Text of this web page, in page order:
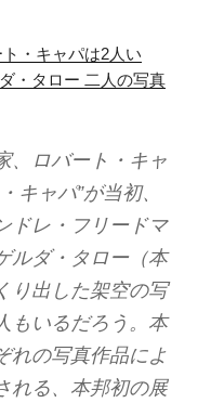
・キャパは2人い
・タロー 二人の写真
、ロバート・キャ
キャパ”が当初、
ドレ・フリードマ
ルダ・タロー（本
り出した架空の写
もいるだろう。本
れの写真作品によ
れる、本邦初の展